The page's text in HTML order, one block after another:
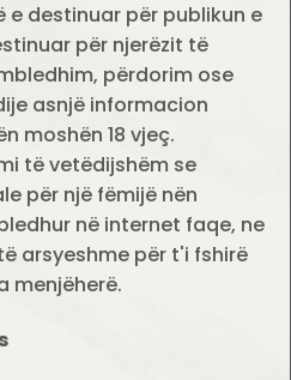
e destinuar për publikun e
për njerëzit të
përdorim ose
asnjë informacion
moshën 18 vjeç.
të vetëdijshëm se
për një fëmijë nën
në internet faqe, ne
arsyeshme për t'i fshirë
menjëherë.